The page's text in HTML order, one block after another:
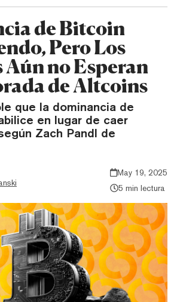
de Bitcoin
Pero Los
no Esperan
de Altcoins
que la dominancia de
en lugar de caer
Zach Pandl de
May 19, 2025
5 min lectura